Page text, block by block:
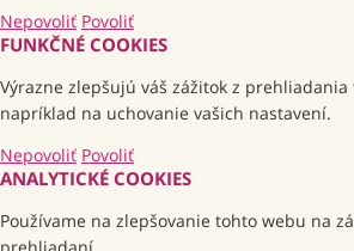
Nepovoliť Povoliť
FUNKČNÉ COOKIES
Výrazne zlepšujú váš zážitok z
napríklad na uchovanie vašich nastavení.
Nepovoliť Povoliť
ANALYTICKÉ COOKIES
Používame na zlepšovanie tohto webu na